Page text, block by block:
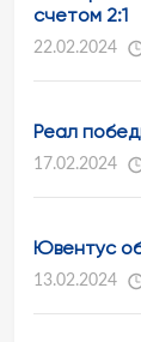
счетом 2:1
22.02.2024
Реал
17.02.2024
Ювентус
13.02.2024